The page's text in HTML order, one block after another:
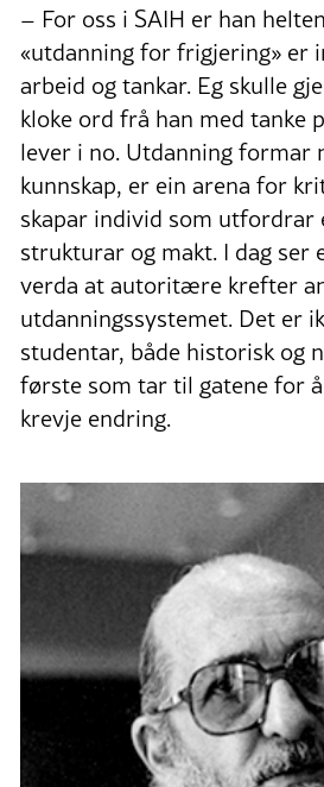
– For oss i SAIH er han
«utdanning for frigjering» er
arbeid og tankar. Eg skulle
kloke ord frå han med tanke
lever i no. Utdanning formar
kunnskap, er ein arena for
skapar individ som utfordrar
strukturar og makt. I dag ser
verda at autoritære krefter
utdanningssystemet. Det er
studentar, både historisk og
første som tar til gatene for
krevje endring.